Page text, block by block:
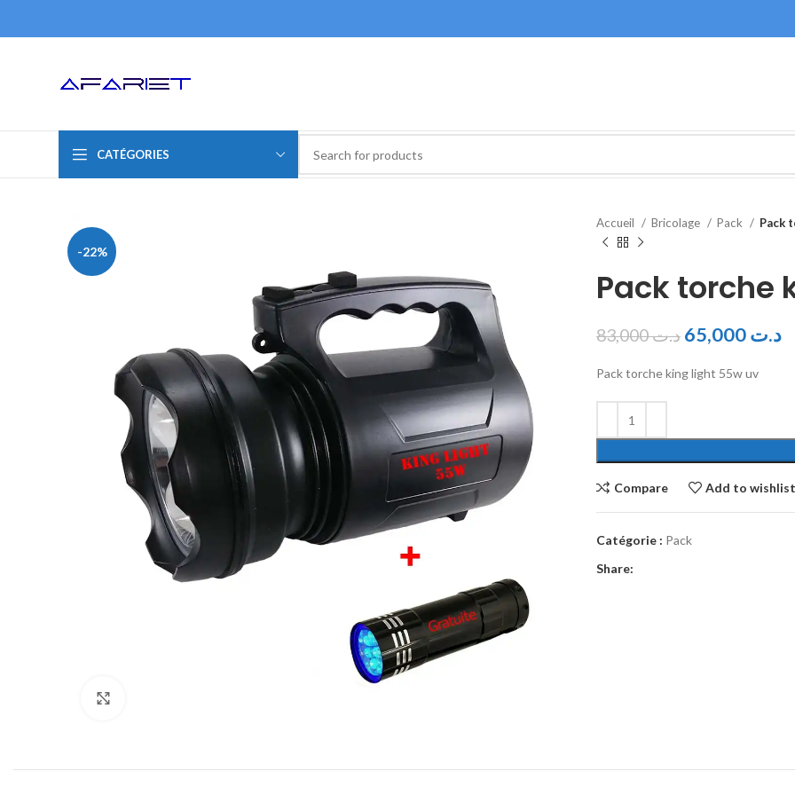
CATÉGORIES
-22%
Accueil Bricolage Pack Pack
Pack torche
د.ت83,000 د.ت
Pack torche king light 55w uv
Compare Add to wishlist
Catégorie : Pack
Share: